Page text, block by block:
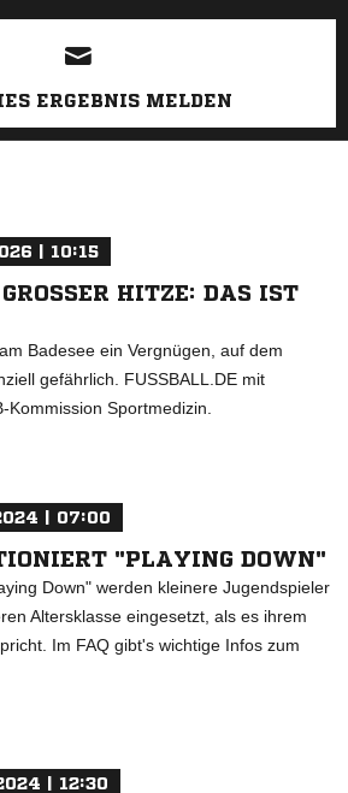
ERGEBNIS MELDEN
| 10:15
HITZE: DAS IST ZU
Badesee ein Vergnügen, auf dem
gefährlich. FUSSBALL.DE mit
Sportmedizin.
| 07:00
"PLAYING DOWN"
Down" werden kleinere Jugendspieler
Altersklasse eingesetzt, als es ihrem
Im FAQ gibt's wichtige Infos zum
| 12:30